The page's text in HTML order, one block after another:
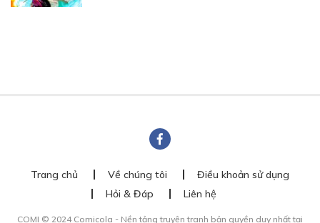
Trang chủ Về chúng tôi
Điều khoản sử dụng
Hỏi & Đáp
Liên hệ
COMI © 2024 Comicola - Nền tảng truyện tranh bản quyền duy nhất tại